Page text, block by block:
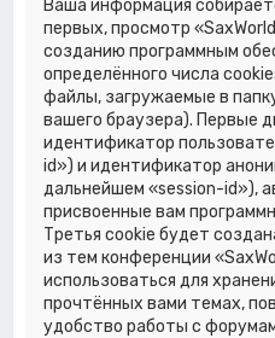
Ваша информация
первых, просмотр
созданию программным
определённого числа
файлы, загружаемые в
вашего браузера). Первые
идентификатор
id») и идентификатор
дальнейшем «session-id»),
присвоенные вам
Третья cookie будет
из тем конференции
использоваться для
прочтённых вами темах,
удобство работы с